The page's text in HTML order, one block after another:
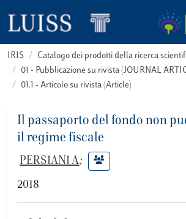
IRIS
Catalogo dei prodotti della ricerca
01 - Pubblicazione su rivista (JOURNAL
01.1 - Articolo su rivista (Article)
Il passaporto del fondo non
il regime fiscale
PERSIANI A;
2018